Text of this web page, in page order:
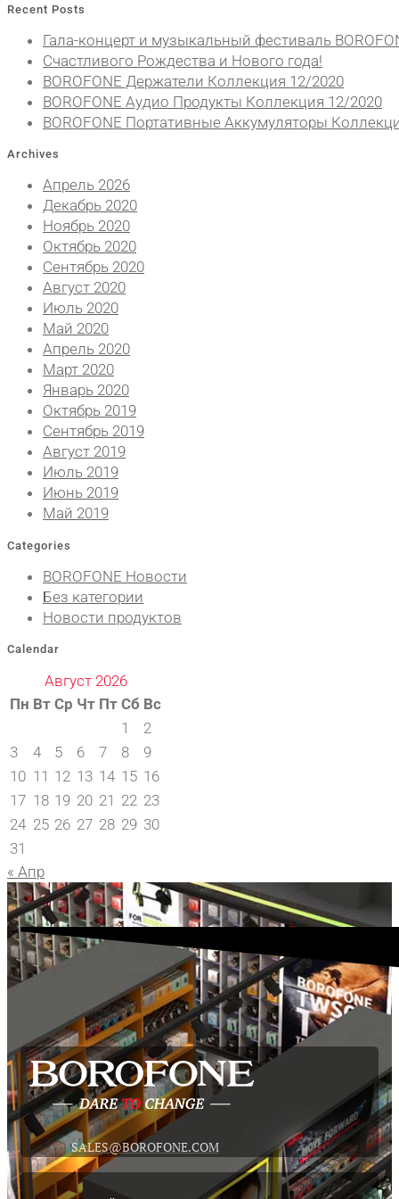
Recent Posts
Гала-концерт и музыкальный фестиваль
Счастливого Рождества и Нового года!
BOROFONE Держатели Коллекция 12/2020
BOROFONE Аудио Продукты Коллекция 12/2020
BOROFONE Портативные Аккумуляторы
Archives
Апрель 2026
Декабрь 2020
Ноябрь 2020
Октябрь 2020
Сентябрь 2020
Август 2020
Июль 2020
Май 2020
Апрель 2020
Март 2020
Январь 2020
Октябрь 2019
Сентябрь 2019
Август 2019
Июль 2019
Июнь 2019
Май 2019
Categories
BOROFONE Новости
Без категории
Новости продуктов
Calendar
Август 2026
Пн Вт Ср Чт Пт Сб Вс
1
2
3
4 5 6 7 8
9
10 11 12 13 14 15 16
17 18 19 20 21 22 23
24 25 26 27 28 29 30
31
« Апр
SALES@BOROFONE.COM